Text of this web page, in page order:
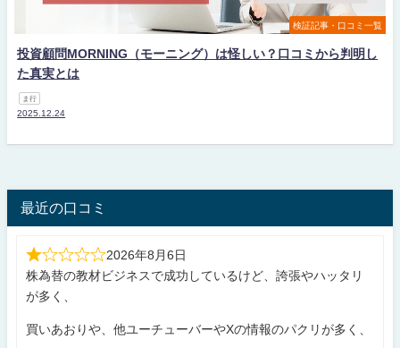
検証記事・口コミ一覧
投資顧問MORNING（モーニング）は怪しい？口コミから判明し
た真実とは
ま行
2025.12.24
最近の口コミ
2026年8月6日
株為替の教材ビジネスで成功しているけど、誇張やハッタリ
が多く、
買いあおりや、他ユーチューバーやXの情報のパクリが多く、